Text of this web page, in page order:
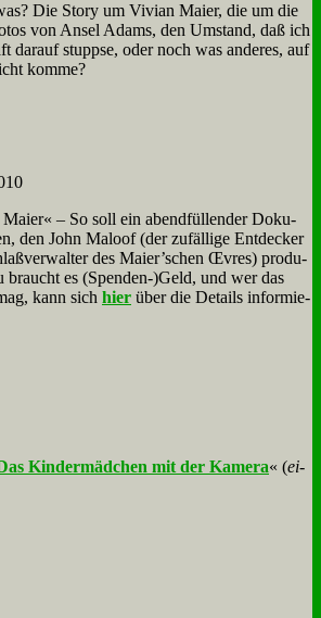
Die Sto­ry um Vi­vi­an Mai­er, die um die
von An­sel Adams, den Um­stand, daß ich
dar­auf stupp­se, oder noch was an­de­res, auf
kom­me?
– So soll ein abend­fül­len­der Do­ku­
den John Ma­loof (der zu­fäl­li­ge Ent­decker
des Maier’schen Œv­res) pro­du­
es (Spenden-)Geld, und wer das
kann sich hier über die De­tails in­for­mie­
Kin­der­mäd­chen mit der Ka­me­ra« (ei­